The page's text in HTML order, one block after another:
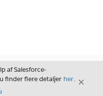
af Salesforce-
finder flere detaljer her.
Luk